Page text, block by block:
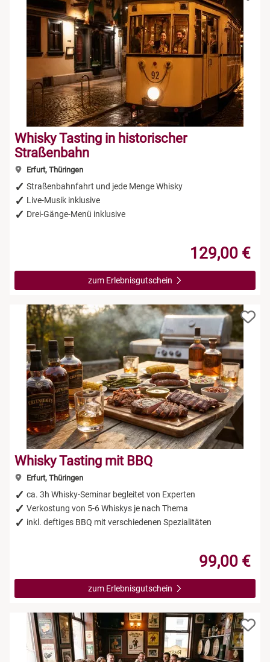
Whisky Tasting in historischer
Straßenbahn
Erfurt, Thüringen
Straßenbahnfahrt und jede Menge Whisky
Live-Musik inklusive
Drei-Gänge-Menü inklusive
129,00 €
zum Erlebnisgutschein
Whisky Tasting mit BBQ
Erfurt, Thüringen
ca. 3h Whisky-Seminar begleitet von Experten
Verkostung von 5-6 Whiskys je nach Thema
inkl. deftiges BBQ mit verschiedenen Spezialitäten
99,00 €
zum Erlebnisgutschein